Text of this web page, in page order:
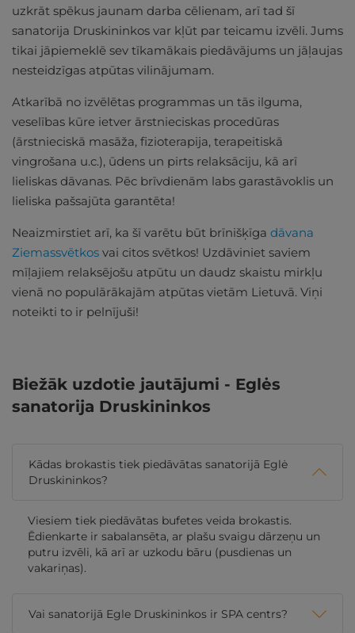
uzkrāt spēkus jaunam darba cēlienam, arī tad šī
sanatorija Druskininkos var kļūt par teicamu izvēli. Jums
tikai jāpiemeklē sev tīkamākais piedāvājums un jāļaujas
nesteidzīgas atpūtas vilinājumam.
Atkarībā no izvēlētas programmas un tās ilguma,
veselības kūre ietver ārstnieciskas procedūras
(ārstnieciskā masāža, fizioterapija, terapeitiskā
vingrošana u.c.), ūdens un pirts relaksāciju, kā arī
lieliskas dāvanas. Pēc brīvdienām labs garastāvoklis un
lieliska pašsajūta garantēta!
Neaizmirstiet arī, ka šī varētu būt brīnišķīga dāvana
Ziemassvētkos vai citos svētkos! Uzdāviniet saviem
mīļajiem relaksējošu atpūtu un daudz skaistu mirkļu
vienā no populārākajām atpūtas vietām Lietuvā. Viņi
noteikti to ir pelnījuši!
Biežāk uzdotie jautājumi - Eglės
sanatorija Druskininkos
Kādas brokastis tiek piedāvātas sanatorijā Eglė
Druskininkos?
Viesiem tiek piedāvātas bufetes veida brokastis.
Ēdienkarte ir sabalansēta, ar plašu svaigu dārzeņu un
putru izvēli, kā arī ar uzkodu bāru (pusdienas un
vakariņas).
Vai sanatorijā Egle Druskininkos ir SPA centrs?